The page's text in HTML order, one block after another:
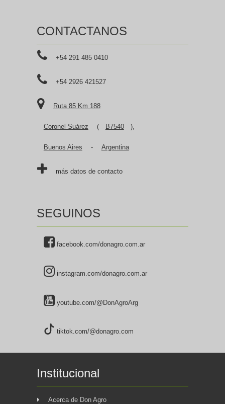
CONTACTANOS
+54 291 485 0410
+54 2926 421527
Ruta 85 Km 188
Coronel Suárez ( B7540 ),
Buenos Aires - Argentina
más datos de contacto
SEGUINOS
facebook.com/donagro.com.ar
instagram.com/donagro.com.ar
youtube.com/@DonAgroArg
tiktok.com/@donagro.com
Institucional
Acerca de Don Agro